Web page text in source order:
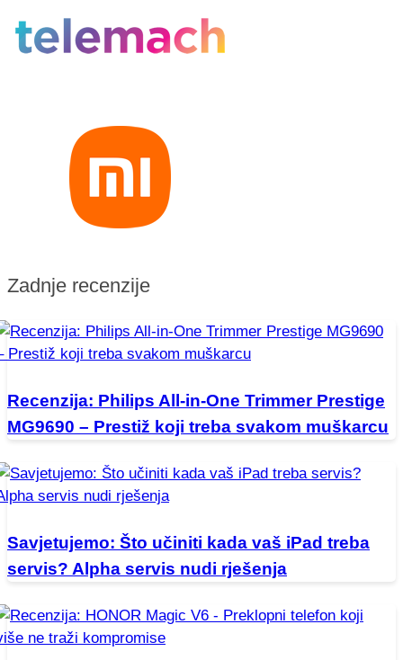
Zadnje recenzije
Recenzija: Philips All-in-One Trimmer Prestige
MG9690 – Prestiž koji treba svakom muškarcu
Savjetujemo: Što učiniti kada vaš iPad treba
servis? Alpha servis nudi rješenja